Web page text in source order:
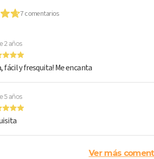
7 comentarios
2 años
fácil y fresquita! Me encanta
5 años
Ver más